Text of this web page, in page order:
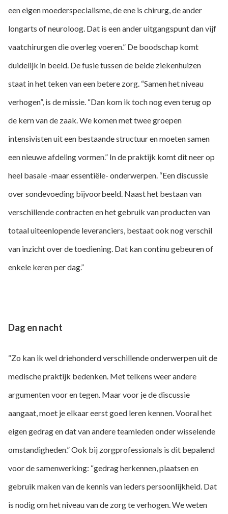
een eigen moederspecialisme, de ene is chirurg, de ander
longarts of neuroloog. Dat is een ander uitgangspunt dan vijf
vaatchirurgen die overleg voeren.” De boodschap komt
duidelijk in beeld. De fusie tussen de beide ziekenhuizen
staat in het teken van een betere zorg. “Samen het niveau
verhogen”, is de missie. “Dan kom ik toch nog even terug op
de kern van de zaak. We komen met twee groepen
intensivisten uit een bestaande structuur en moeten samen
een nieuwe afdeling vormen.” In de praktijk komt dit neer op
heel basale -maar essentiële- onderwerpen. “Een discussie
over sondevoeding bijvoorbeeld. Naast het bestaan van
verschillende contracten en het gebruik van producten van
totaal uiteenlopende leveranciers, bestaat ook nog verschil
van inzicht over de toediening. Dat kan continu gebeuren of
enkele keren per dag.”
Dag en nacht
“Zo kan ik wel driehonderd verschillende onderwerpen uit de
medische praktijk bedenken. Met telkens weer andere
argumenten voor en tegen. Maar voor je de discussie
aangaat, moet je elkaar eerst goed leren kennen. Vooral het
eigen gedrag en dat van andere teamleden onder wisselende
omstandigheden.” Ook bij zorgprofessionals is dit bepalend
voor de samenwerking: “gedrag herkennen, plaatsen en
gebruik maken van de kennis van ieders persoonlijkheid. Dat
is nodig om het niveau van de zorg te verhogen. We weten